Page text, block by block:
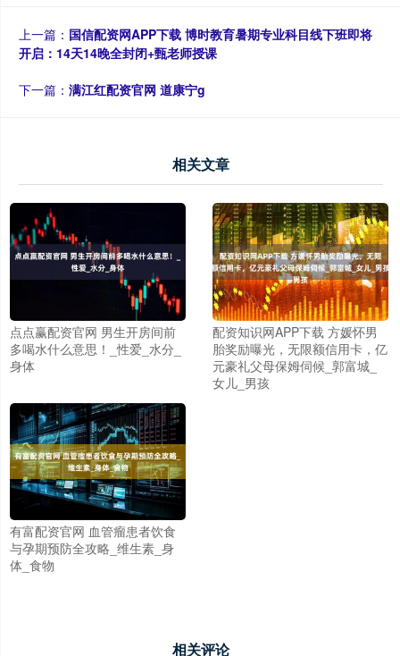
上一篇： 国信配资网APP下载 博时教育暑期专业科目线下班即将
开启：14天14晚全封闭+甄老师授课
下一篇： 满江红配资官网 道康宁g
相关文章
点点赢配资官网 男生开房间前
多喝水什么意思！_性爱_水分_
身体
配资知识网APP下载 方媛怀男
胎奖励曝光，无限额信用卡，亿
元豪礼父母保姆伺候_郭富城_
女儿_男孩
有富配资官网 血管瘤患者饮食
与孕期预防全攻略_维生素_身
体_食物
相关评论